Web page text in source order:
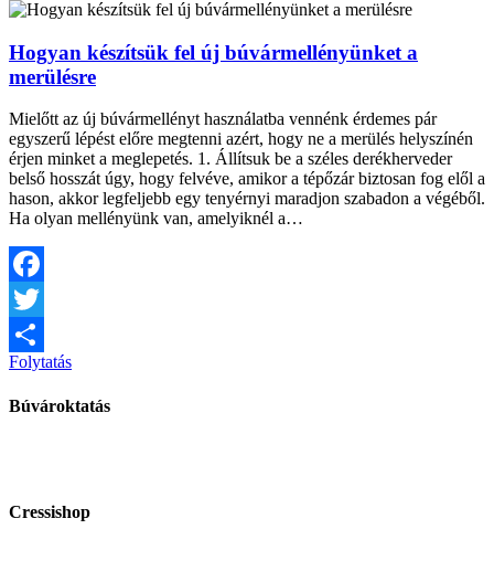
Hogyan készítsük fel új búvármellényünket a
merülésre
Mielőtt az új búvármellényt használatba vennénk érdemes pár
egyszerű lépést előre megtenni azért, hogy ne a merülés helyszínén
érjen minket a meglepetés. 1. Állítsuk be a széles derékherveder
belső hosszát úgy, hogy felvéve, amikor a tépőzár biztosan fog elől a
hason, akkor legfeljebb egy tenyérnyi maradjon szabadon a végéből.
Ha olyan mellényünk van, amelyiknél a…
Facebook
Twitter
Share
Folytatás
Búvároktatás
Cressishop